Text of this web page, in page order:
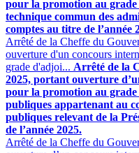
pour la promotion au
technique commun des
comptes au titre de l’année
Arrêté de la Cheffe du
ouverture d'un concours
grade d'adjoi... Arrêté de la
2025, portant ouverture
pour la promotion au grade
publiques appartenant au
publiques relevant de la
de l’année 2025.
Arrêté de la Cheffe du